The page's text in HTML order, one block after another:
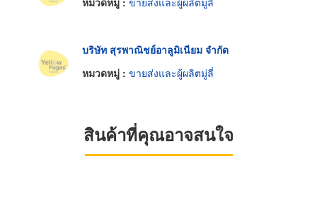
บริษัท สุรพาณิชย์อาลูมิเนียม จำกัด
หมวดหมู่ : ขายส่งและผู้ผลิตมู่ลี่
สินค้าที่คุณอาจสนใจ